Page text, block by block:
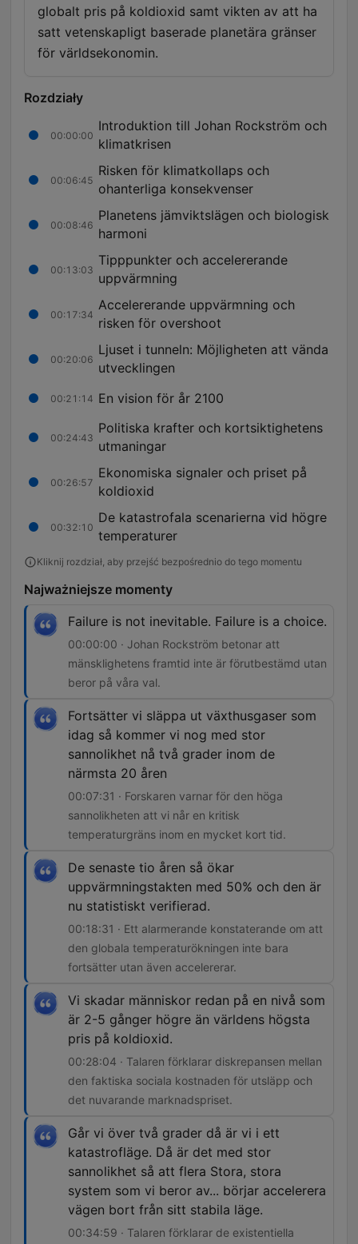
globalt pris på koldioxid samt vikten av att ha
satt vetenskapligt baserade planetära gränser
för världsekonomin.
Rozdziały
00:00:00
Introduktion till Johan Rockström och
klimatkrisen
00:06:45
Risken för klimatkollaps och
ohanterliga konsekvenser
00:08:46
Planetens jämviktslägen och biologisk
harmoni
00:13:03
Tipppunkter och accelererande
uppvärmning
00:17:34
Accelererande uppvärmning och
risken för overshoot
00:20:06
Ljuset i tunneln: Möjligheten att vända
utvecklingen
00:21:14 En vision för år 2100
00:24:43
Politiska krafter och kortsiktighetens
utmaningar
00:26:57
Ekonomiska signaler och priset på
koldioxid
00:32:10
De katastrofala scenarierna vid högre
temperaturer
Kliknij rozdział, aby przejść bezpośrednio do tego momentu
Najważniejsze momenty
Failure is not inevitable. Failure is a choice.
00:00:00 · Johan Rockström betonar att
mänsklighetens framtid inte är förutbestämd utan
beror på våra val.
Fortsätter vi släppa ut växthusgaser som
idag så kommer vi nog med stor
sannolikhet nå två grader inom de
närmsta 20 åren
00:07:31 · Forskaren varnar för den höga
sannolikheten att vi når en kritisk
temperaturgräns inom en mycket kort tid.
De senaste tio åren så ökar
uppvärmningstakten med 50% och den är
nu statistiskt verifierad.
00:18:31 · Ett alarmerande konstaterande om att
den globala temperaturökningen inte bara
fortsätter utan även accelererar.
Vi skadar människor redan på en nivå som
är 2-5 gånger högre än världens högsta
pris på koldioxid.
00:28:04 · Talaren förklarar diskrepansen mellan
den faktiska sociala kostnaden för utsläpp och
det nuvarande marknadspriset.
Går vi över två grader då är vi i ett
katastrofläge. Då är det med stor
sannolikhet så att flera Stora, stora
system som vi beror av... börjar accelerera
vägen bort från sitt stabila läge.
00:34:59 · Talaren förklarar de existentiella